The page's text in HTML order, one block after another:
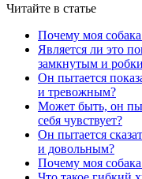
Читайте в статье
Почему моя
Является ли это
замкнутым и
Он пытается
и тревожным?
Может быть, он
себя чувствует?
Он пытается
и довольным?
Почему моя